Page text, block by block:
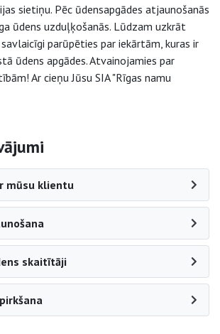
sietiņu. Pēc ūdensapgādes atjaunošanās
ūdens uzduļķošanās. Lūdzam uzkrāt
parūpēties par iekārtām, kuras ir
ūdens apgādes. Atvainojamies par
Ar cieņu Jūsu SIA "Rīgas namu
mūsu klientu
skaitītāji